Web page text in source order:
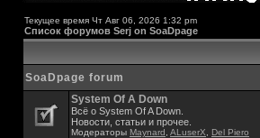
Текущее время Чт Авг 06, 2026 1:32 pm
Список форумов Serj on SoaDpage
SoaDpage forum
System Of A Down
Всё о System Of A Down.
Новости, статьи и прочее.
Модераторы Maynard ALuserX Del Piero